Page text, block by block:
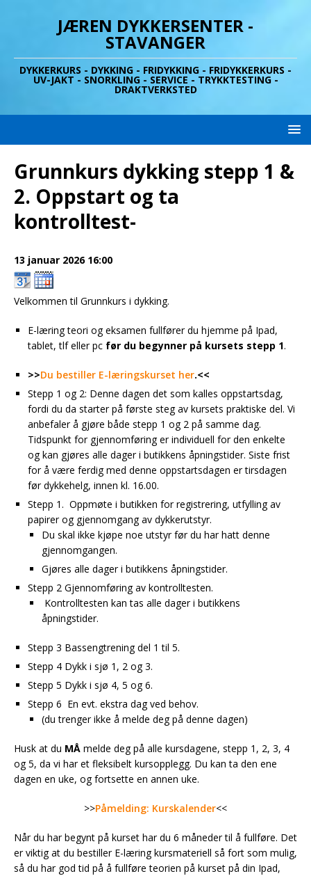
JÆREN DYKKERSENTER -
STAVANGER
DYKKERKURS - DYKKING - FRIDYKKING - FRIDYKKERKURS -
UV-JAKT - SNORKLING - SERVICE - TRYKKTESTING -
DRAKTVERKSTED
Grunnkurs dykking stepp 1 &
2. Oppstart og ta
kontrolltest-
13 januar 202616:00
Velkommen til Grunnkurs i dykking.
E-læring teori og eksamen fullfører du hjemme på Ipad,
tablet, tlf eller pc før du begynner på kursets stepp 1.
>>Du bestiller E-læringskurset her.<<
Stepp 1 og 2: Denne dagen det som kalles oppstartsdag,
fordi du da starter på første steg av kursets praktiske del. Vi
anbefaler å gjøre både stepp 1 og 2 på samme dag.
Tidspunkt for gjennomføring er individuell for den enkelte
og kan gjøres alle dager i butikkens åpningstider. Siste frist
for å være ferdig med denne oppstartsdagen er tirsdagen
før dykkehelg, innen kl. 16.00.
Stepp 1. Oppmøte i butikken for registrering, utfylling av
papirer og gjennomgang av dykkerutstyr.
Du skal ikke kjøpe noe utstyr før du har hatt denne
gjennomgangen.
Gjøres alle dager i butikkens åpningstider.
Stepp 2 Gjennomføring av kontrolltesten.
Kontrolltesten kan tas alle dager i butikkens
åpningstider.
Stepp 3 Bassengtrening del 1 til 5.
Stepp 4 Dykk i sjø 1, 2 og 3.
Stepp 5 Dykk i sjø 4, 5 og 6.
Stepp 6 En evt. ekstra dag ved behov.
(du trenger ikke å melde deg på denne dagen)
Husk at du MÅ melde deg på alle kursdagene, stepp 1, 2, 3, 4
og 5, da vi har et fleksibelt kursopplegg. Du kan ta den ene
dagen en uke, og fortsette en annen uke.
>>Påmelding: Kurskalender<<
Når du har begynt på kurset har du 6 måneder til å fullføre. Det
er viktig at du bestiller E-læring kursmateriell så fort som mulig,
så du har god tid på å fullføre teorien på kurset på din Ipad,